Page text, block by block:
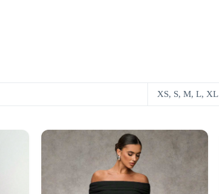
XS, S, M, L, XL